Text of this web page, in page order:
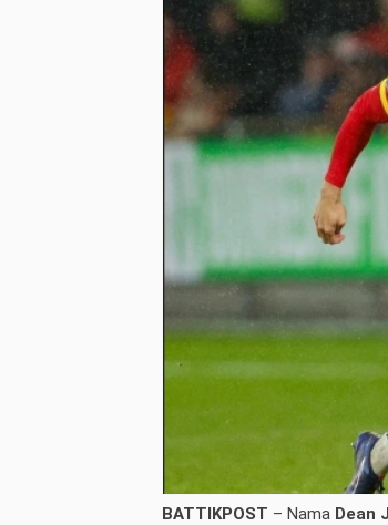
BATTIKPOST – Nama Dean